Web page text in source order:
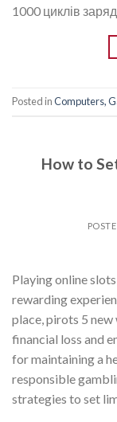
1000 циклів
Posted inComputers,
How to
Playing online
rewarding
place, pirots 5
financial loss and
for maintaining a
responsible
strategies to set